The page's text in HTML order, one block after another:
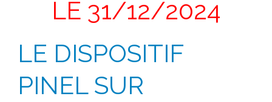
LE 31/12/2024
LE DISPOSITIF
PINEL SUR